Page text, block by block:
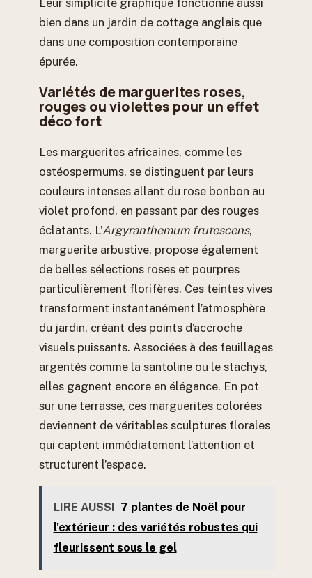
Leur simplicité graphique fonctionne aussi
bien dans un jardin de cottage anglais que
dans une composition contemporaine
épurée.
Variétés de marguerites roses,
rouges ou violettes pour un effet
déco fort
Les marguerites africaines, comme les
ostéospermums, se distinguent par leurs
couleurs intenses allant du rose bonbon au
violet profond, en passant par des rouges
éclatants. L’Argyranthemum frutescens,
marguerite arbustive, propose également
de belles sélections roses et pourpres
particulièrement florifères. Ces teintes vives
transforment instantanément l’atmosphère
du jardin, créant des points d’accroche
visuels puissants. Associées à des feuillages
argentés comme la santoline ou le stachys,
elles gagnent encore en élégance. En pot
sur une terrasse, ces marguerites colorées
deviennent de véritables sculptures florales
qui captent immédiatement l’attention et
structurent l’espace.
LIRE AUSSI
7 plantes de Noël pour
l'extérieur : des variétés robustes qui
fleurissent sous le gel